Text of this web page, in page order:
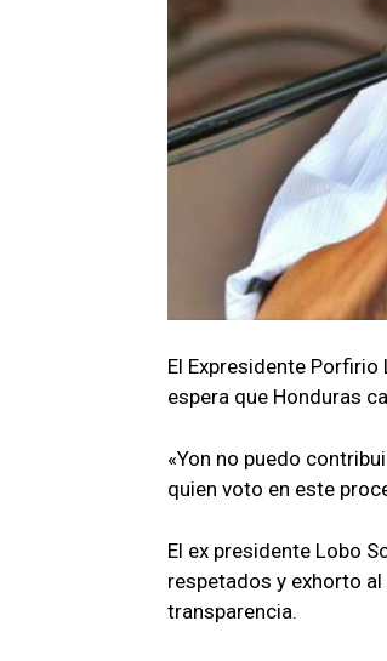
El Expresidente
espera que Honduras
«Yon no puedo
quien voto en este
El ex presidente Lobo
respetados y exhorto
transparencia.